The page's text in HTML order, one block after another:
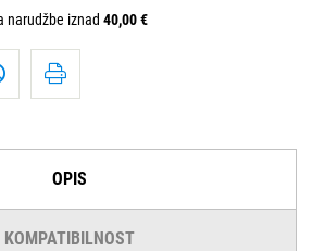
narudžbe iznad 40,00 €
OPIS
KOMPATIBILNOST